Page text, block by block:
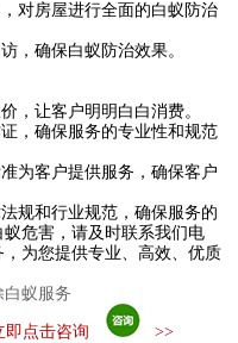
对房屋进行全面的白蚁防治
，确保白蚁防治效果。
，让客户明明白白消费。
，确保服务的专业性和规范
为客户提供服务，确保客户
规和行业规范，确保服务的
危害，请及时联系我们电
，为您提供专业、高效、优质
蚁服务
即点击咨询 >>